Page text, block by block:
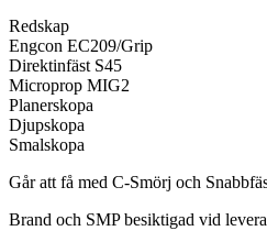
Redskap
Engcon EC209/Grip
Direktinfäst S45
Microprop MIG2
Planerskopa
Djupskopa
Smalskopa
Går att få med C-Smörj och
Brand och SMP besiktigad vid